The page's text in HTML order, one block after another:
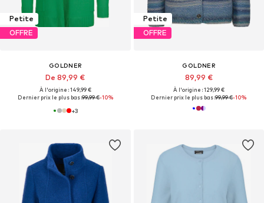
Petite
OFFRE
GOLDNER
De 89,99 €
À l'origine : 149,99 €
Dernier prix le plus bas :99,99 €-10%
+3
Petite
OFFRE
GOLDNER
89,99 €
À l'origine : 129,99 €
Dernier prix le plus bas :99,99 €-10%